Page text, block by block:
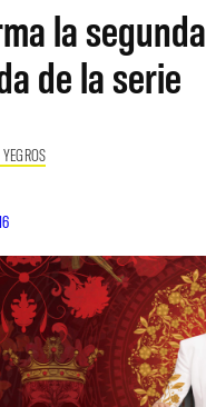
la segunda
de la serie